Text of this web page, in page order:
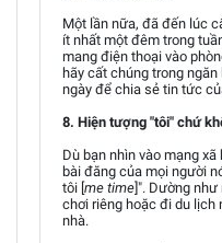
Một lần nữa, đã đến lúc
ít nhất một đêm trong
mang điện thoại vào
hãy cất chúng trong
ngày để chia sẻ tin tức
8. Hiện tượng "tôi" chứ
Dù bạn nhìn vào mạng
bài đăng của mọi người
tôi [me time]". Dường
chơi riêng hoặc đi du lịch
nhà.